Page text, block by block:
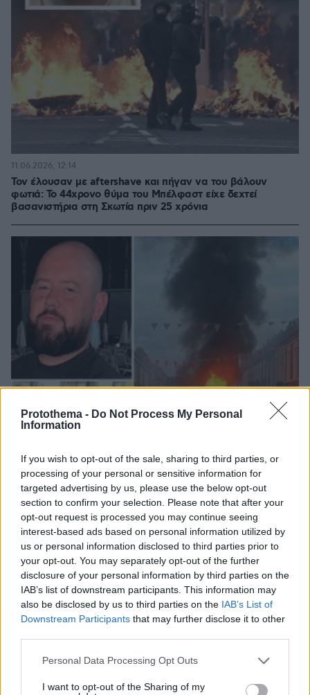
Protothema - Do Not Process My Personal
Information
If you wish to opt-out of the sale, sharing to third parties, or
processing of your personal or sensitive information for
targeted advertising by us, please use the below opt-out
section to confirm your selection. Please note that after your
opt-out request is processed you may continue seeing
interest-based ads based on personal information utilized by
us or personal information disclosed to third parties prior to
your opt-out. You may separately opt-out of the further
disclosure of your personal information by third parties on the
IAB’s list of downstream participants. This information may
also be disclosed by us to third parties on the IAB’s List of
Downstream Participants that may further disclose it to other
Please note that this website/app uses one or more Google
not limited to your visit or usage behaviour. You may click to
Personal Data Processing Opt Outs
I want to opt-out of the Sharing of my
Τον έλουσαν με aftershave και πήγαν να του βάλουν
φωτιά: Το 44χρονο θύμα του Μπέλφαστ είχε δεχτεί
βασανιστήρια στη Σκωτία πριν 25 χρόνια
11.06.2026, 12:14
Επεισόδια και καμένα σπίτια μεταναστών στο Μπέλφαστ -
Ποιος είναι ο 32χρονος που σταμάτησε με ραβδί χέρλινγκ
τον Σουδανό που μαχαίρωνε άνδρα
10.06.2026, 07:16
Thema Insights